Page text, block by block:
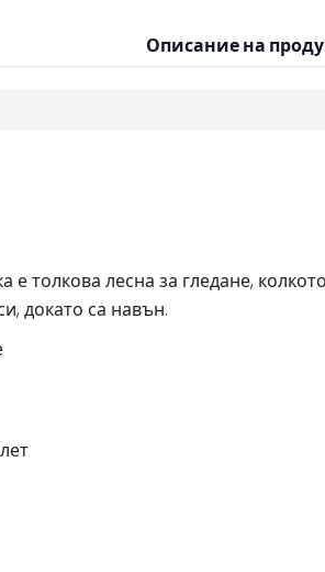
Описание на
е толкова лесна за гледане,
докато са навън.